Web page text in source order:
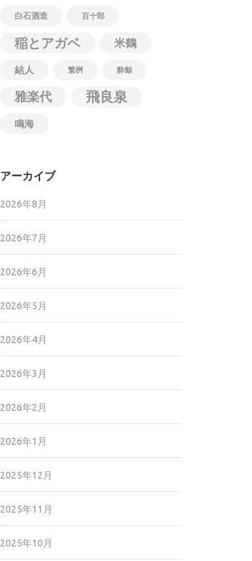
白石酒造 百十郎
稲とアガベ 米鶴
結人 繁桝 酔鯨
雅楽代 飛良泉
鳴海
アーカイブ
2026年8月
2026年7月
2026年6月
2026年5月
2026年4月
2026年3月
2026年2月
2026年1月
2025年12月
2025年11月
2025年10月